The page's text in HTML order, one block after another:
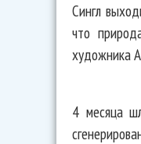
Сингл
что
художника
4 месяца